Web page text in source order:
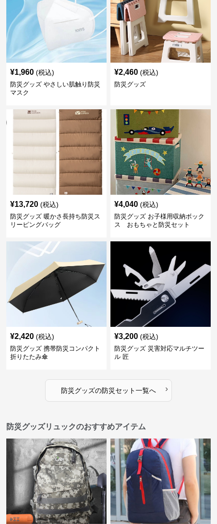
¥1,960 (税込)
防災グッズ やさしい肌触り防災
マスク
¥2,460 (税込)
防災グッズ
¥13,720 (税込)
防災グッズ 暖かさ長持ち防災ス
リーピングバッグ
¥4,040 (税込)
防災グッズ お子様用収納ボック
ス おもちゃと防災セット
¥2,420 (税込)
防災グッズ 携帯防災コンパクト
折りたたみ傘
¥3,200 (税込)
防災グッズ 災害対応マルチツー
ル 匠
防災グッズの防災セット一覧へ ›
防災グッズリュックのおすすめアイテム